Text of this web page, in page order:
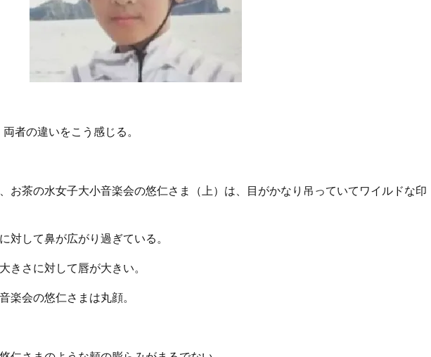
者の違いをこう感じる。
お茶の水女子大小音楽会の悠仁さま（上）は、目がかなり吊っていてワイルドな印
対して鼻が広がり過ぎている。
きさに対して唇が大きい。
楽会の悠仁さまは丸顔。